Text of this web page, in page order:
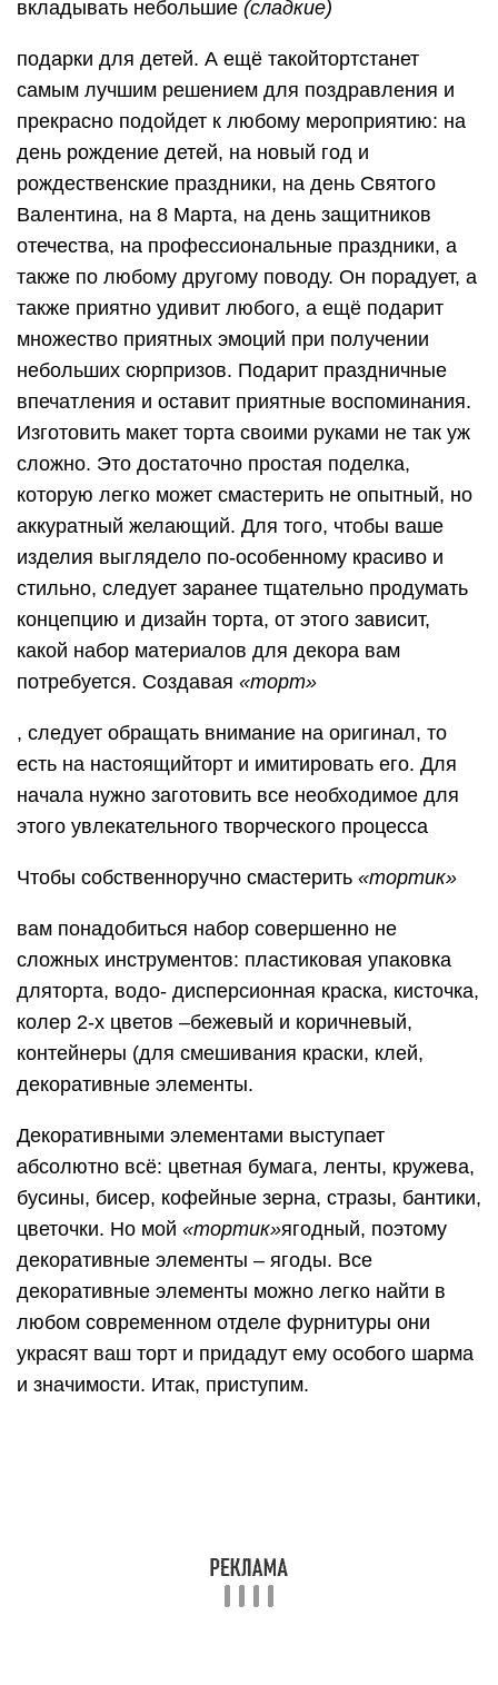
вкладывать небольшие (сладкие)
подарки для детей. А ещё такойтортстанет
самым лучшим решением для поздравления и
прекрасно подойдет к любому мероприятию: на
день рождение детей, на новый год и
рождественские праздники, на день Святого
Валентина, на 8 Марта, на день защитников
отечества, на профессиональные праздники, а
также по любому другому поводу. Он порадует, а
также приятно удивит любого, а ещё подарит
множество приятных эмоций при получении
небольших сюрпризов. Подарит праздничные
впечатления и оставит приятные воспоминания.
Изготовить макет торта своими руками не так уж
сложно. Это достаточно простая поделка,
которую легко может смастерить не опытный, но
аккуратный желающий. Для того, чтобы ваше
изделия выглядело по-особенному красиво и
стильно, следует заранее тщательно продумать
концепцию и дизайн торта, от этого зависит,
какой набор материалов для декора вам
потребуется. Создавая «торт»
, следует обращать внимание на оригинал, то
есть на настоящийторт и имитировать его. Для
начала нужно заготовить все необходимое для
этого увлекательного творческого процесса
Чтобы собственноручно смастерить «тортик»
вам понадобиться набор совершенно не
сложных инструментов: пластиковая упаковка
дляторта, водо- дисперсионная краска, кисточка,
колер 2-х цветов –бежевый и коричневый,
контейнеры (для смешивания краски, клей,
декоративные элементы.
Декоративными элементами выступает
абсолютно всё: цветная бумага, ленты, кружева,
бусины, бисер, кофейные зерна, стразы, бантики,
цветочки. Но мой «тортик»ягодный, поэтому
декоративные элементы – ягоды. Все
декоративные элементы можно легко найти в
любом современном отделе фурнитуры они
украсят ваш торт и придадут ему особого шарма
и значимости. Итак, приступим.